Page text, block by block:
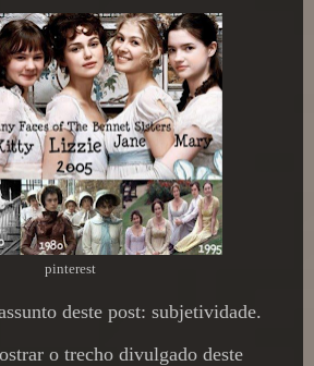
pinterest
deste post: subjetividade.
o trecho divulgado deste